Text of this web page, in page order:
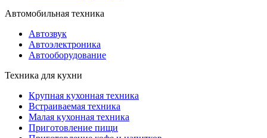
Автомобильная техника
Автозвук
Автоэлектроника
Автооборудование
Техника для кухни
Крупная кухонная техника
Встраиваемая техника
Малая кухонная техника
Приготовление пищи